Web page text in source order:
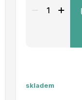
skladem